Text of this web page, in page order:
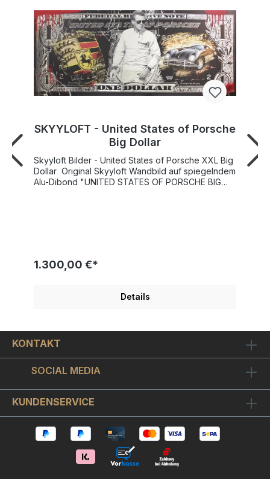
SKYYLOFT - United States of Porsche
Big Dollar
Skyyloft Bilder - United States of Porsche XXL Big
Dollar Original Skyyloft Wandbild auf spiegelndem
Alu-Dibond "UNITED STATES OF PORSCHE BIG
Stuttgarter Luxus Automobilmarke Porsche und
hier als schneidiger Rennfahrer in Erscheinung
tritt.Der "United States of Porsche Big Dollar XXL"
zwischen chromglänzenden unbedruckten
Bildstellen und dem ansonsten metallisch matt
seidenglänzenden Bildmotiv. Alle auf den
Abbildungen weiß erscheinenden Flächen sind im
Chrom-Design gehalten und erzeugen einen
fantastischen Spiegeleffekt. Wir sind offiziell
autorisierte Skyyloft (Steffen Rosenberger)
Skyyloft Bilder finden Sie hier!
1.300,00 €*
Details
KONTAKT
SOCIAL MEDIA
KUNDENSERVICE